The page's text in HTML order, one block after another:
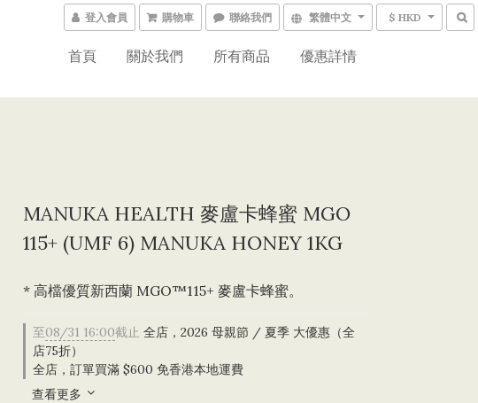
登入會員 購物車 聯絡我們 繁體中文 $ HKD
首頁 關於我們 所有商品 優惠詳情
MANUKA HEALTH 麥盧卡蜂蜜 MGO
115+ (UMF 6) MANUKA HONEY 1KG
* 高檔優質新西蘭 MGO™115+ 麥盧卡蜂蜜。
至08/31 16:00截止 全店，2026 母親節 / 夏季 大優惠（全
店75折）
全店，訂單買滿 $600 免香港本地運費
查看更多